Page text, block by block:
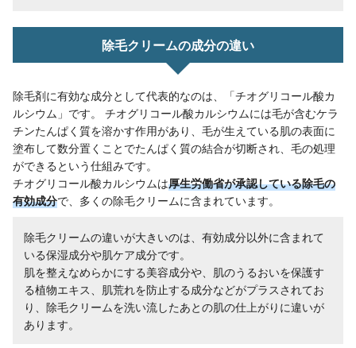
除毛クリームの成分の違い
除毛剤に有効な成分として代表的なのは、「チオグリコール酸カ
ルシウム」です。 チオグリコール酸カルシウムには毛が含むケラ
チンたんぱく質を溶かす作用があり、毛が生えている肌の表面に
塗布して数分置くことでたんぱく質の結合が切断され、毛の処理
ができるという仕組みです。
チオグリコール酸カルシウムは厚生労働省が承認している除毛の
有効成分で、多くの除毛クリームに含まれています。
除毛クリームの違いが大きいのは、有効成分以外に含まれて
いる保湿成分や肌ケア成分です。
肌を整えなめらかにする美容成分や、肌のうるおいを保護す
る植物エキス、肌荒れを防止する成分などがプラスされてお
り、除毛クリームを洗い流したあとの肌の仕上がりに違いが
あります。